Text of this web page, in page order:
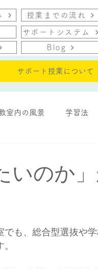
授業までの流れ
サポートシステム
Blog
サポート授業について
室内の風景 学習法
いのか
も、総合型選抜や